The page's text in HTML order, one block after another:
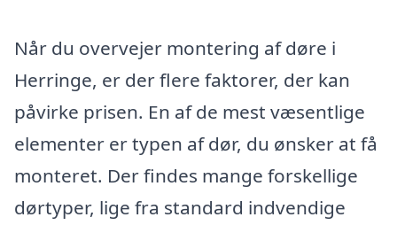
Når du overvejer montering af døre i
Herringe, er der flere faktorer, der kan
påvirke prisen. En af de mest væsentlige
elementer er typen af dør, du ønsker at få
monteret. Der findes mange forskellige
dørtyper, lige fra standard indvendige